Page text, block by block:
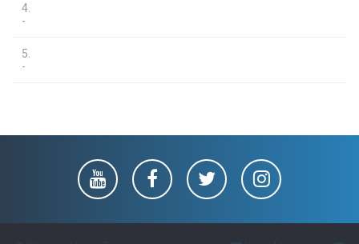
4.
-
5.
-